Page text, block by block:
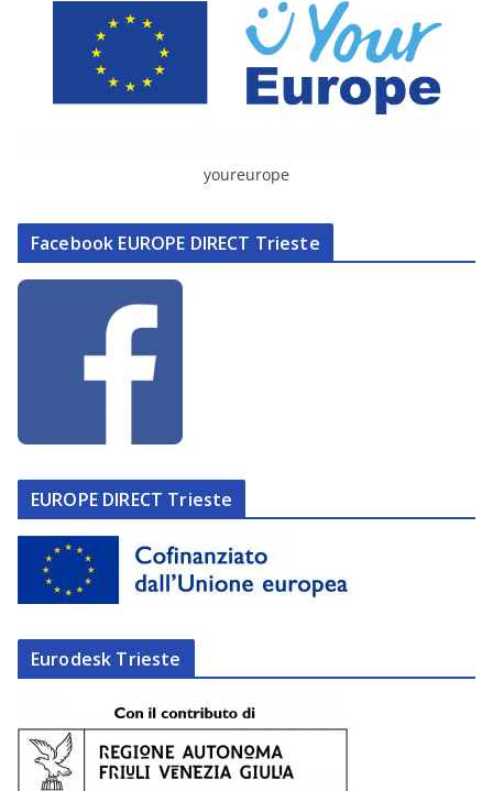
youreurope
Facebook EUROPE DIRECT Trieste
EUROPE DIRECT Trieste
Eurodesk Trieste